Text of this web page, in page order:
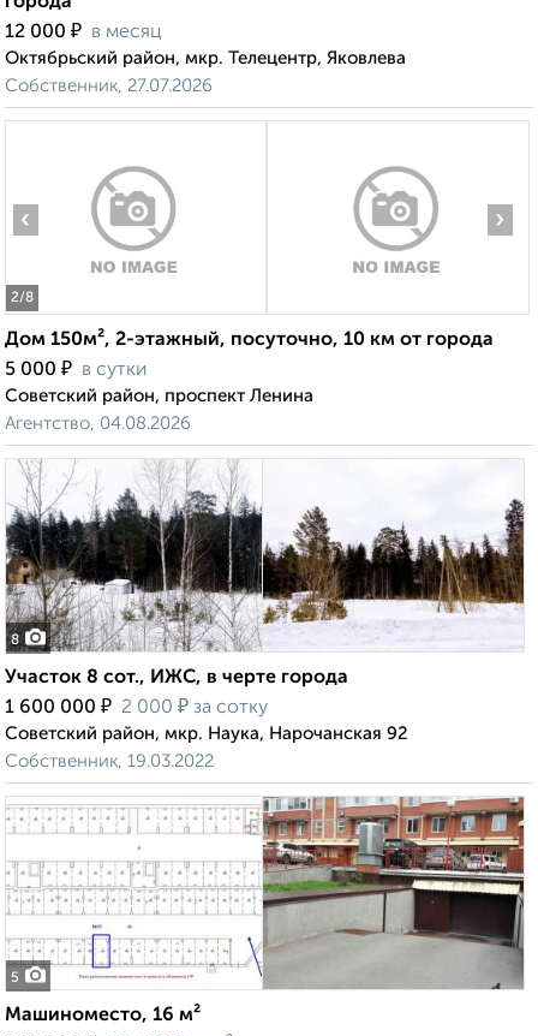
12 000 ₽ в месяц
Октябрьский район, мкр. Телецентр, Яковлева
Собственник, 27.07.2026
2/8
‹ ›
Дом 150м², 2-этажный, посуточно, 10 км от города
5 000 ₽ в сутки
Советский район, проспект Ленина
Агентство, 04.08.2026
8
Участок 8 сот., ИЖС, в черте города
1 600 000 ₽ 2 000 ₽ за сотку
Советский район, мкр. Наука, Нарочанская 92
Собственник, 19.03.2022
5
Машиноместо, 16 м²